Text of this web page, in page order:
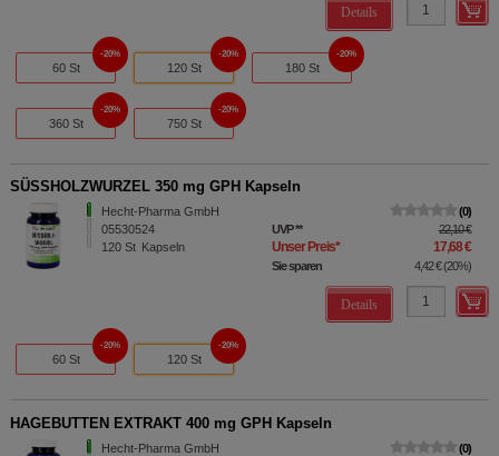
Details
60 St
20%
120 St
20%
180 St
20%
360 St
20%
750 St
20%
SÜSSHOLZWURZEL 350 mg GPH Kapseln
Hecht-Pharma GmbH
05530524
120 St Kapseln
0
UVP** 22,10 €
Unser Preis* 17,68 €
Sie sparen 4,42 €(20%)
Details
60 St
20%
120 St
20%
HAGEBUTTEN EXTRAKT 400 mg GPH Kapseln
Hecht-Pharma GmbH
0